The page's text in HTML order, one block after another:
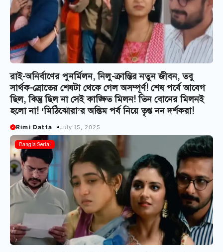
রাই-অনির্বাণের পুনর্মিলন, নিলু-ক্রান্তির নতুন জীবন, তবু
সার্থক-স্রোতের শেষটা থেকে গেল অসম্পূর্ণ! শেষ পর্বে আবেগ
ছিল, কিন্তু ছিল না সেই কাঙ্ক্ষিত মিলন! তিন বোনের মিলনই
হলো না! ‘মিঠিঝোরা’র অন্তিম পর্ব নিয়ে তৃপ্ত নন দর্শকরা!
Rimi Datta July 15, 2025
Bangla Serial